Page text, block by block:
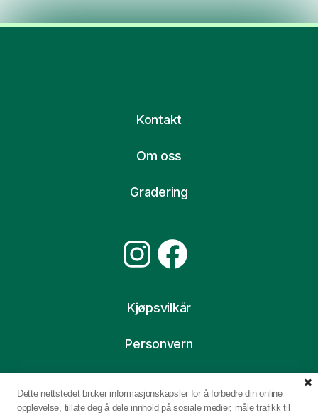
Kontakt
Om oss
Gradering
Instagram
Facebook
Kjøpsvilkår
Personvern
Dette nettstedet bruker informasjonskapsler for å forbedre din online
opplevelse, tillate deg å dele innhold på sosiale medier, måle trafikk til